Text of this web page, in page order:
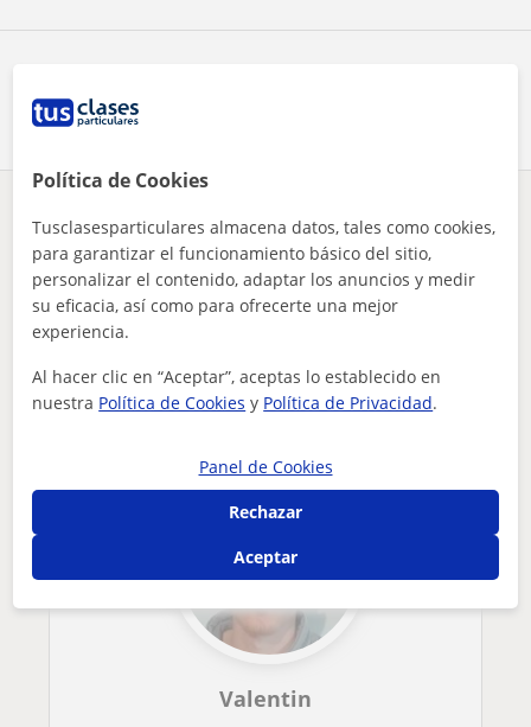
¿Hay algún error en este perfil? Cuéntanos
Tus clases particulares A domicilio Inglés
Cantabria
me encantaría dar clase a niños de hasta 12 años
que pueden interesarte
Valentin
Política de Cookies
Tusclasesparticulares almacena datos, tales como cookies,
para garantizar el funcionamiento básico del sitio,
personalizar el contenido, adaptar los anuncios y medir
su eficacia, así como para ofrecerte una mejor
experiencia.
Al hacer clic en “Aceptar”, aceptas lo establecido en
nuestra Política de Cookies y Política de Privacidad.
Panel de Cookies
Rechazar
Aceptar